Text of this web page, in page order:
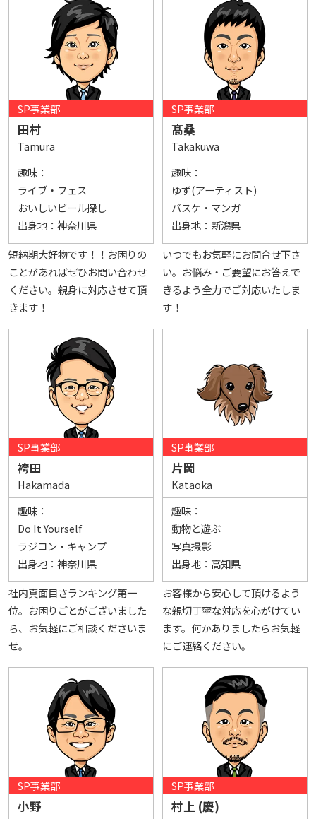
田村
Tamura
SP事業部
趣味：
ライブ・フェス
おいしいビール探し
出身地：神奈川県
短納期大好物です！！お困りの
ことがあればぜひお問い合わせ
ください。親身に対応させて頂
きます！
髙桑
Takakuwa
SP事業部
趣味：
ゆず(アーティスト)
バスケ・マンガ
出身地： 新潟県
いつでもお気軽にお問合せ下さ
い。お悩み・ご要望にお答えで
きるよう全力でご対応いたしま
す！
袴田
Hakamada
SP事業部
趣味：
Do It Yourself
ラジコン・キャンプ
出身地：神奈川県
社内真面目さランキング第一
位。お困りごとがございました
ら、お気軽にご相談くださいま
せ。
片岡
Kataoka
SP事業部
趣味：
動物と遊ぶ
写真撮影
出身地： 高知県
お客様から安心して頂けるよう
な親切丁寧な対応を心がけてい
ます。何かありましたらお気軽
にご連絡ください。
小野
SP事業部
村上 (慶)
SP事業部